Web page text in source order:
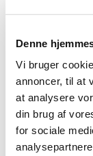
Denne
Vi bruger
annoncer, til at
at analysere
din brug af
for sociale
Alle os som er
en kop kaffe
mellem
Man
garnet fra
salgsbod.